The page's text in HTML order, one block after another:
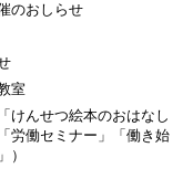
のおしらせ
室
けんせつ絵本のおはなし
労働セミナー」「働き始
）